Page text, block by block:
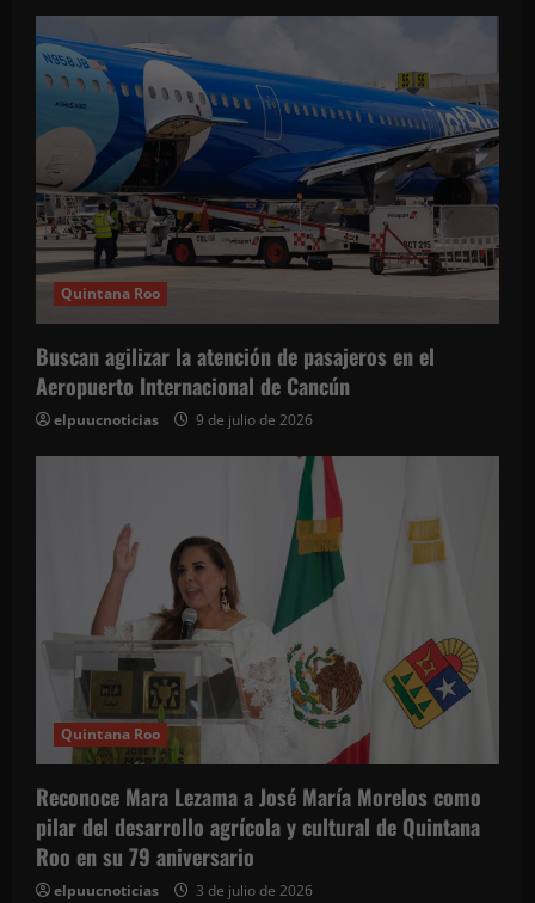
d
a
Quintana Roo
Buscan agilizar la atención de pasajeros en el
Aeropuerto Internacional de Cancún
elpuucnoticias 9 de julio de 2026
Quintana Roo
Reconoce Mara Lezama a José María Morelos como
pilar del desarrollo agrícola y cultural de Quintana
Roo en su 79 aniversario
elpuucnoticias 3 de julio de 2026